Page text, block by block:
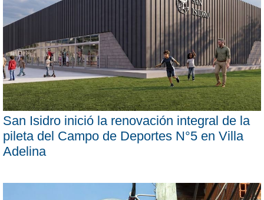
San Isidro inició la renovación integral de la
pileta del Campo de Deportes N°5 en Villa
Adelina